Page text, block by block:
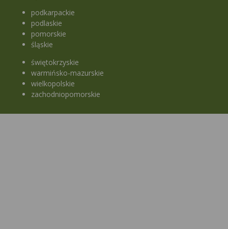
podkarpackie
podlaskie
pomorskie
śląskie
świętokrzyskie
warmińsko-mazurskie
wielkopolskie
zachodniopomorskie